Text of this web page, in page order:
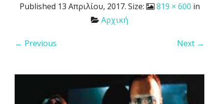
Published 13 Απριλίου, 2017. Size: 819 × 600 in
Αρχική
← Previous Next →